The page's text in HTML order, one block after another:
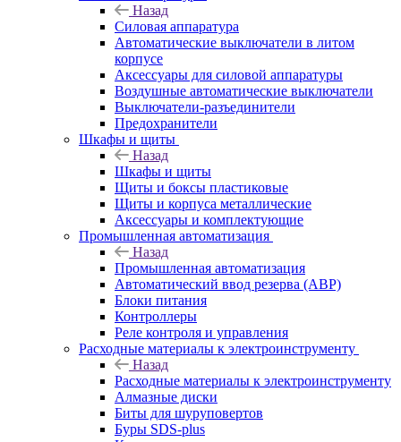
Назад
Силовая аппаратура
Автоматические выключатели в литом
корпусе
Аксессуары для силовой аппаратуры
Воздушные автоматические выключатели
Выключатели-разъединители
Предохранители
Шкафы и щиты
Назад
Шкафы и щиты
Щиты и боксы пластиковые
Щиты и корпуса металлические
Аксессуары и комплектующие
Промышленная автоматизация
Назад
Промышленная автоматизация
Автоматический ввод резерва (АВР)
Блоки питания
Контроллеры
Реле контроля и управления
Расходные материалы к электроинструменту
Назад
Расходные материалы к электроинструменту
Алмазные диски
Биты для шуруповертов
Буры SDS-plus